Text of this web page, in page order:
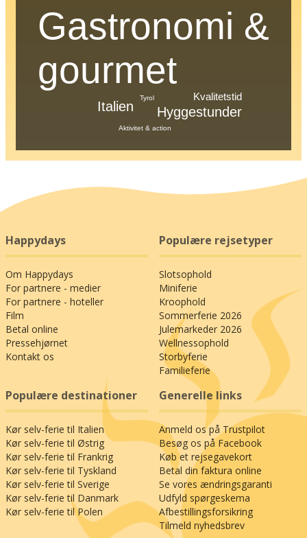
Gastronomi &
gourmet
Italien Hyggestunder
Kvalitetstid
Aktivitet & action
Tyrol
Happydays
Om Happydays
For partnere - medier
For partnere - hoteller
Film
Betal online
Pressehjørnet
Kontakt os
Populære rejsetyper
Slotsophold
Miniferie
Kroophold
Sommerferie 2026
Julemarkeder 2026
Wellnessophold
Storbyferie
Familieferie
Populære destinationer
Kør selv-ferie til Italien
Kør selv-ferie til Østrig
Kør selv-ferie til Frankrig
Kør selv-ferie til Tyskland
Kør selv-ferie til Sverige
Kør selv-ferie til Danmark
Kør selv-ferie til Polen
Generelle links
Anmeld os på Trustpilot
Besøg os på Facebook
Køb et rejsegavekort
Betal din faktura online
Se vores ændringsgaranti
Udfyld spørgeskema
Afbestillingsforsikring
Tilmeld nyhedsbrev